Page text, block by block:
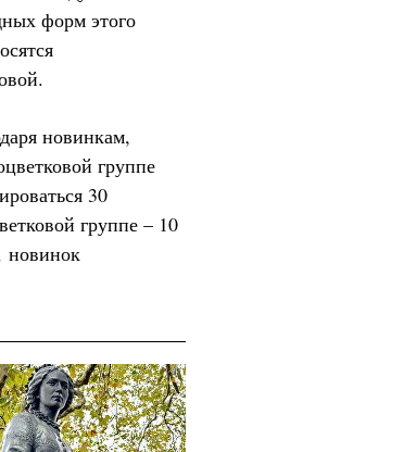
форм этого
новинкам,
группе
30
группе – 10
новинок